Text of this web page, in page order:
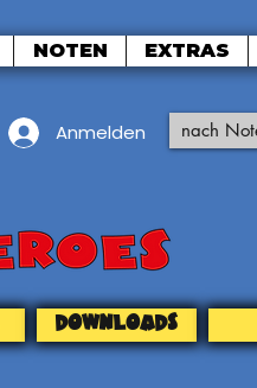
NOTEN EXTRAS
Anmelden
DOWNLOADS